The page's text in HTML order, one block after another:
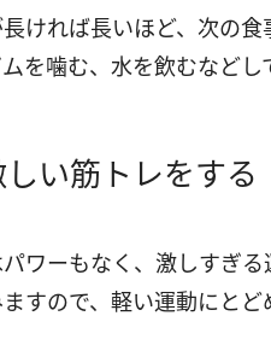
ければ長いほど、次の
を噛む、水を飲むなどし
しい筋トレをする
ワーもなく、激しすぎ
すので、軽い運動にとど